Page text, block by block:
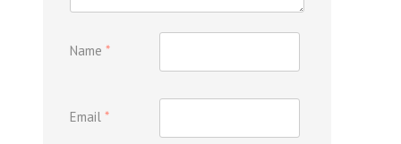
Name *
Email *